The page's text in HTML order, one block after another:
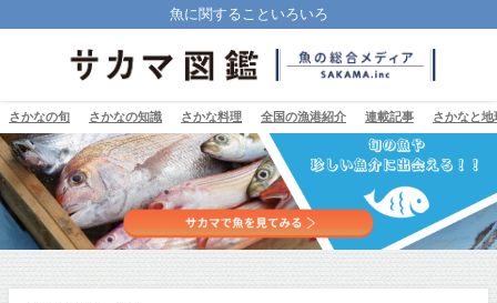
魚に関することいろいろ
さかなの旬 さかなの知識 さかな料理 全国の漁港紹介 連載記事 さかなと地